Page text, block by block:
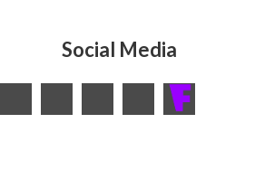
Social Media